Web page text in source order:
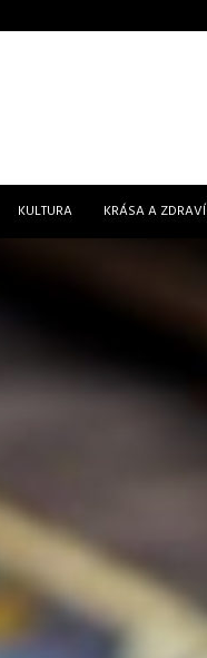
Instinkt
KULTURA KRÁSA A ZDRAVÍ